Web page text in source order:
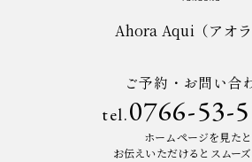
Ahora Aqui（アオラ
ご予約・お問い合
tel.0766-53-
ホームページを見たと
お伝えいただけるとスムーズ